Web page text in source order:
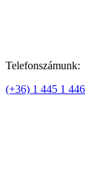
Telefonszámunk:
(+36) 1 445 1 446